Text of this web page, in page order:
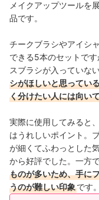
メイクアップツールを
品です。
チークブラシやアイシ
できる5本のセットで
スブラシが入っていな
シがほしいと思ってい
く分けたい人には向い
実際に使用してみると
はうれしいポイント。
が細くてふわっとした
から好評でした。一方で
ものが多いため、手に
うのが難しい印象です。